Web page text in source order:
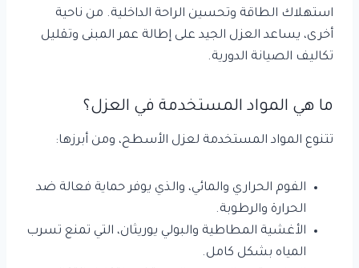
استهلاك الطاقة وتحسين الراحة الداخلية. من ناحية
أخرى، يساعد العزل الجيد على إطالة عمر المبنى وتقليل
تكاليف الصيانة الدورية.
ما هي المواد المستخدمة في العزل؟
تتنوع المواد المستخدمة لعزل الأسطح، ومن أبرزها:
الفوم الحراري والمائي، والذي يوفر حماية فعالة ضد
الحرارة والرطوبة.
الأغشية المطاطية والبولي يوريثان، التي تمنع تسرب
المياه بشكل كامل.